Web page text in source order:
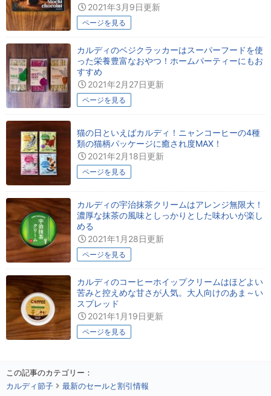
2021年3月9日更新
ページを見る
カルディのベジクラッカーはスーパーフードを使
った栄養豊富なおやつ！ホームパーティーにもお
すすめ
2021年2月27日更新
ページを見る
猫の日といえばカルディ！ニャンコーヒーの4種
類の猫柄パッケージに癒され度MAX！
2021年2月18日更新
ページを見る
カルディの宇治抹茶クリームはアレンジ無限大！
濃厚な抹茶の風味としっかりとした味わいが楽し
める
2021年1月28日更新
ページを見る
カルディのコーヒーホイップクリームはほどよい
苦みと控えめな甘さが人気。大人向けのあま～い
スプレッド
2021年1月19日更新
ページを見る
この記事のカテゴリー：
カルディ節子
最新のセールと割引情報